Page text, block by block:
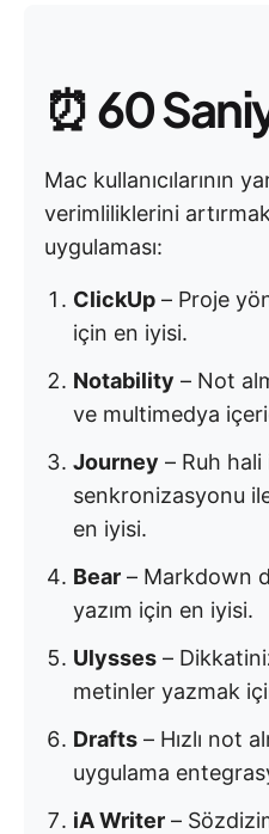
⏰60
Mac kullanıcılarının
verimliliklerini
uygulaması:
ClickUp – Proje
için en iyisi.
Notability – Not
ve multimedya
Journey – Ruh
senkronizasyonu
en iyisi.
Bear – Markdown
yazım için en iyisi.
Ulysses –
metinler yazmak
Drafts – Hızlı not
uygulama
iA Writer –